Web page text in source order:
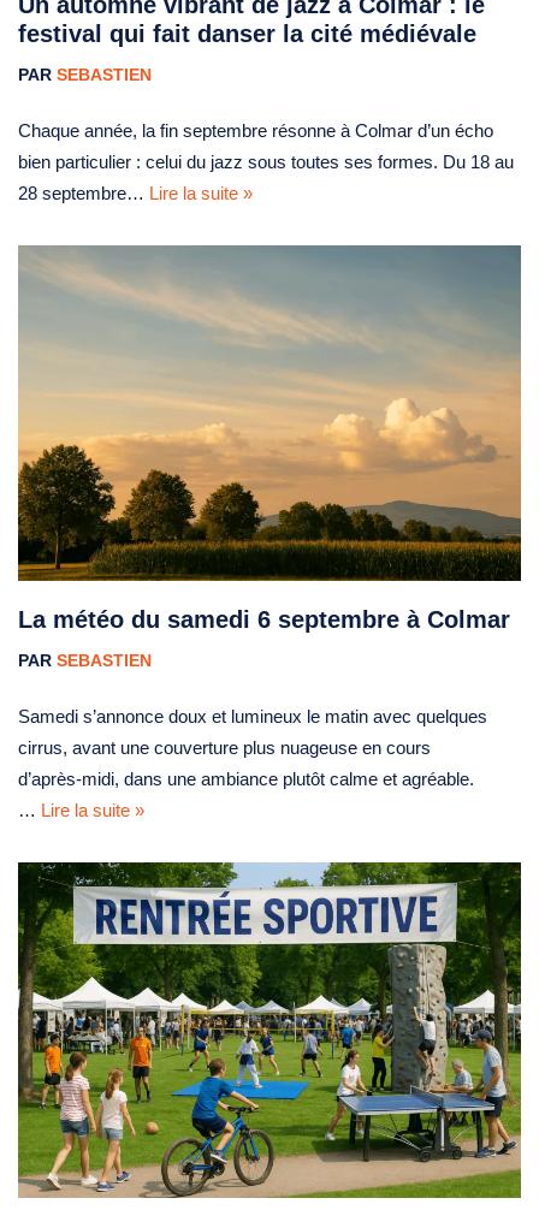
festival qui fait danser la cité médiévale
PAR SEBASTIEN
Chaque année, la fin septembre résonne à Colmar d’un écho
bien particulier : celui du jazz sous toutes ses formes. Du 18 au
28 septembre… Lire la suite »
La météo du samedi 6 septembre à Colmar
PAR SEBASTIEN
Samedi s’annonce doux et lumineux le matin avec quelques
cirrus, avant une couverture plus nuageuse en cours
d’après‑midi, dans une ambiance plutôt calme et agréable.
… Lire la suite »